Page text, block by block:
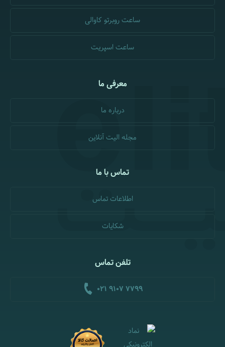
ساعت روبرتو کاوالی
ساعت اسپریت
معرفی ما
درباره ما
مجله الیت آنلاین
تماس با ما
اطلاعات تماس
شکایات
تلفن تماس
021 9107 7799